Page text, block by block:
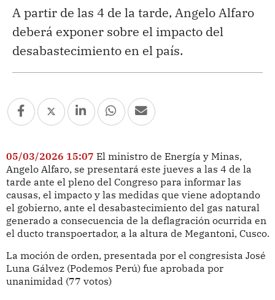
A partir de las 4 de la tarde, Angelo Alfaro
deberá exponer sobre el impacto del
desabastecimiento en el país.
05/03/2026 15:07 El ministro de Energía y Minas,
Angelo Alfaro, se presentará este jueves a las 4 de la
tarde ante el pleno del Congreso para informar las
causas, el impacto y las medidas que viene adoptando
el gobierno, ante el desabastecimiento del gas natural
generado a consecuencia de la deflagración ocurrida en
el ducto transpoertador, a la altura de Megantoni, Cusco.
La moción de orden, presentada por el congresista José
Luna Gálvez (Podemos Perú) fue aprobada por
unanimidad (77 votos)